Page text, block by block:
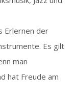
Erlernen der
Es gilt
man
hat Freude am